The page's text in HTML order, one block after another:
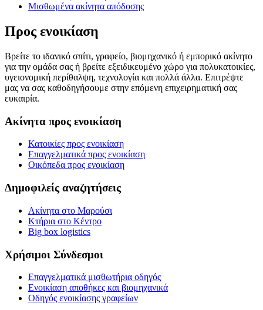
Μισθωμένα ακίνητα απόδοσης
Προς ενοικίαση
Βρείτε το ιδανικό σπίτι, γραφείο, βιομηχανικό ή εμπορικό ακίνητο
για την ομάδα σας ή βρείτε εξειδικευμένο χώρο για πολυκατοικίες,
υγειονομική περίθαλψη, τεχνολογία και πολλά άλλα. Επιτρέψτε
μας να σας καθοδηγήσουμε στην επόμενη επιχειρηματική σας
ευκαιρία.
Ακίνητα προς ενοικίαση
Κατοικίες προς ενοικίαση
Επαγγελματικά προς ενοικίαση
Οικόπεδα προς ενοικίαση
Δημοφιλείς αναζητήσεις
Ακίνητα στο Μαρούσι
Κτήρια στο Κέντρο
Big box logistics
Χρήσιμοι Σύνδεσμοι
Επαγγελματικά μισθωτήρια οδηγός
Ενοικίαση αποθήκες και βιομηχανικά
Οδηγός ενοικίασης γραφείων